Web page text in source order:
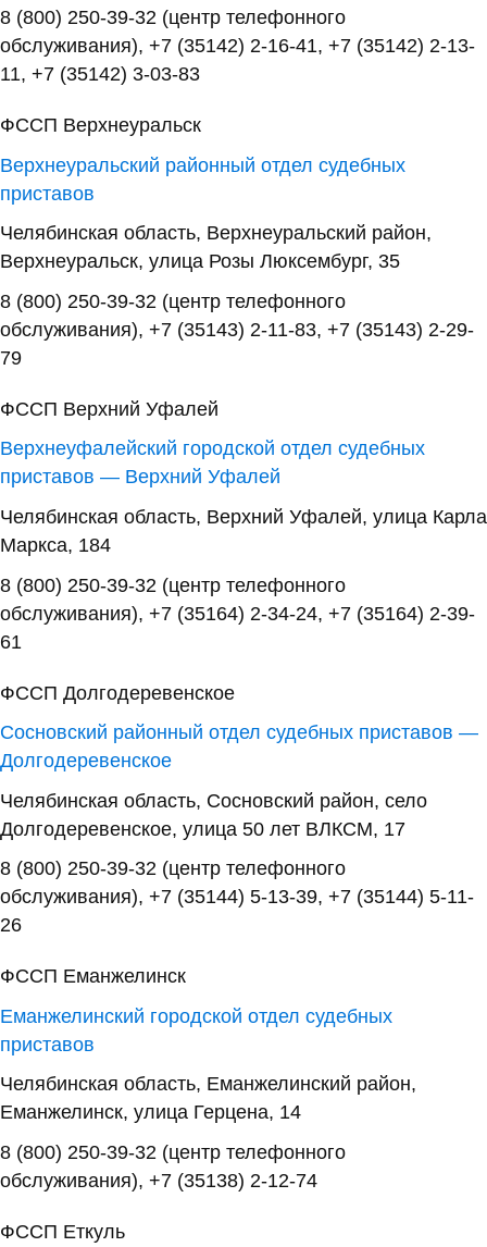
8 (800) 250-39-32 (центр телефонного
обслуживания), +7 (35142) 2-16-41, +7 (35142) 2-13-
11, +7 (35142) 3-03-83
ФССП Верхнеуральск
Верхнеуральский районный отдел судебных
приставов
Челябинская область, Верхнеуральский район,
Верхнеуральск, улица Розы Люксембург, 35
8 (800) 250-39-32 (центр телефонного
обслуживания), +7 (35143) 2-11-83, +7 (35143) 2-29-
79
ФССП Верхний Уфалей
Верхнеуфалейский городской отдел судебных
приставов — Верхний Уфалей
Челябинская область, Верхний Уфалей, улица Карла
Маркса, 184
8 (800) 250-39-32 (центр телефонного
обслуживания), +7 (35164) 2-34-24, +7 (35164) 2-39-
61
ФССП Долгодеревенское
Сосновский районный отдел судебных приставов —
Долгодеревенское
Челябинская область, Сосновский район, село
Долгодеревенское, улица 50 лет ВЛКСМ, 17
8 (800) 250-39-32 (центр телефонного
обслуживания), +7 (35144) 5-13-39, +7 (35144) 5-11-
26
ФССП Еманжелинск
Еманжелинский городской отдел судебных
приставов
Челябинская область, Еманжелинский район,
Еманжелинск, улица Герцена, 14
8 (800) 250-39-32 (центр телефонного
обслуживания), +7 (35138) 2-12-74
ФССП Еткуль